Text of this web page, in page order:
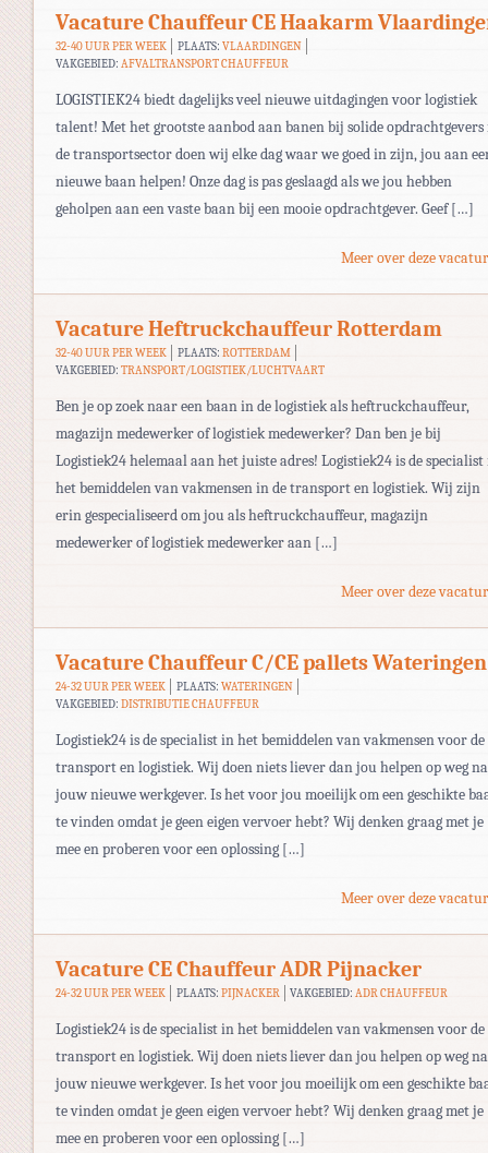
Vacature Chauffeur CE Haakarm
32-40 UUR PER WEEK PLAATS: VLAARDINGEN
VAKGEBIED: AFVALTRANSPORT CHAUFFEUR
LOGISTIEK24 biedt dagelijks veel nieuwe uitdagingen voor logistiek
talent! Met het grootste aanbod aan banen bij solide opdrachtgevers
de transportsector doen wij elke dag waar we goed in zijn, jou aan
nieuwe baan helpen! Onze dag is pas geslaagd als we jou hebben
geholpen aan een vaste baan bij een mooie opdrachtgever. Geef […]
Meer over deze
Vacature Heftruckchauffeur Rotterdam
32-40 UUR PER WEEK PLAATS: ROTTERDAM
VAKGEBIED: TRANSPORT/LOGISTIEK/LUCHTVAART
Ben je op zoek naar een baan in de logistiek als heftruckchauffeur,
magazijn medewerker of logistiek medewerker? Dan ben je bij
Logistiek24 helemaal aan het juiste adres! Logistiek24 is de
het bemiddelen van vakmensen in de transport en logistiek. Wij zijn
erin gespecialiseerd om jou als heftruckchauffeur, magazijn
medewerker of logistiek medewerker aan […]
Meer over deze
Vacature Chauffeur C/CE pallets Wateringen
24-32 UUR PER WEEK PLAATS: WATERINGEN
VAKGEBIED: DISTRIBUTIE CHAUFFEUR
Logistiek24 is de specialist in het bemiddelen van vakmensen voor de
transport en logistiek. Wij doen niets liever dan jou helpen op weg
jouw nieuwe werkgever. Is het voor jou moeilijk om een geschikte
te vinden omdat je geen eigen vervoer hebt? Wij denken graag met je
mee en proberen voor een oplossing […]
Meer over deze
Vacature CE Chauffeur ADR Pijnacker
24-32 UUR PER WEEK PLAATS: PIJNACKER VAKGEBIED:ADR CHAUFFEUR
Logistiek24 is de specialist in het bemiddelen van vakmensen voor de
transport en logistiek. Wij doen niets liever dan jou helpen op weg
jouw nieuwe werkgever. Is het voor jou moeilijk om een geschikte
te vinden omdat je geen eigen vervoer hebt? Wij denken graag met je
mee en proberen voor een oplossing […]